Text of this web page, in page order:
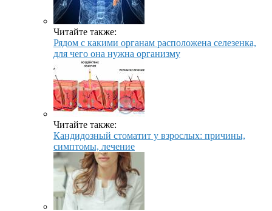
Читайте также:
Рядом с какими органам расположена селезенка,
для чего она нужна организму
Читайте также:
Кандидозный стоматит у взрослых: причины,
симптомы, лечение